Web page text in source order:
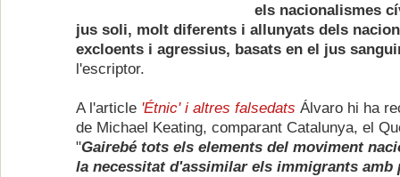
els nacionalismes
jus soli, molt diferents i allunyats dels
excloents i agressius, basats en el jus
l'escriptor.
A l'article 'Étnic' i altres falsedats Álvaro hi ha
de Michael Keating, comparant Catalunya, el
"Gairebé tots els elements del moviment
la necessitat d'assimilar els immigrants amb